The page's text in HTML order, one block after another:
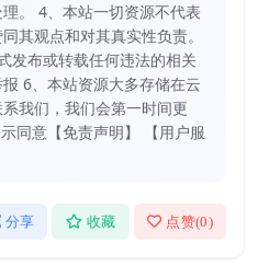
。 4、本站一切资源不代表
其观点和对其真实性负责。
发布或转载任何违法的相关
6、本站资源大多存储在云
我们，我们会第一时间更
同意【免责声明】 【用户服
分享 收藏 点赞(0)